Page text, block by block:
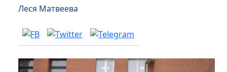
Леся Матвеева